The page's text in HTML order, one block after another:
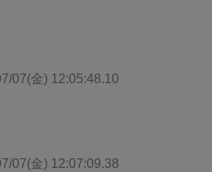
07(金) 12:05:48.10
07(金) 12:07:09.38